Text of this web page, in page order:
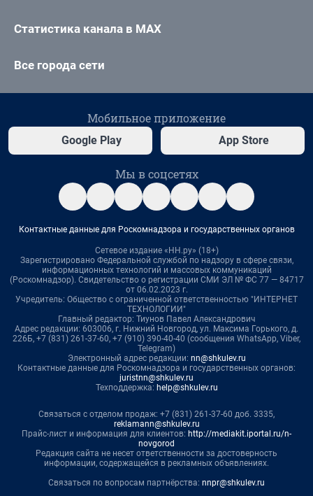
Статистика канала в MAX
Все города сети
Мобильное приложение
Google Play App Store
Мы в соцсетях
Контактные данные для Роскомнадзора и государственных органов
Сетевое издание «НН.ру» (18+)
Зарегистрировано Федеральной службой по надзору в сфере связи,
информационных технологий и массовых коммуникаций
(Роскомнадзор). Свидетельство о регистрации СМИ ЭЛ № ФС 77 — 84717
от 06.02.2023 г.
Учредитель: Общество с ограниченной ответственностью "ИНТЕРНЕТ
ТЕХНОЛОГИИ"
Главный редактор: Тиунов Павел Александрович
Адрес редакции: 603006, г. Нижний Новгород, ул. Максима Горького, д.
226Б, +7 (831) 261-37-60, +7 (910) 390-40-40 (сообщения WhatsApp, Viber,
Telegram)
Электронный адрес редакции: nn@shkulev.ru
Контактные данные для Роскомнадзора и государственных органов:
juristnn@shkulev.ru
Техподдержка: help@shkulev.ru
Связаться с отделом продаж: +7 (831) 261-37-60 доб. 3335,
reklamann@shkulev.ru
Прайс-лист и информация для клиентов: http://mediakit.iportal.ru/n-
novgorod
Редакция сайта не несет ответственности за достоверность
информации, содержащейся в рекламных объявлениях.
Связаться по вопросам партнёрства: nnpr@shkulev.ru